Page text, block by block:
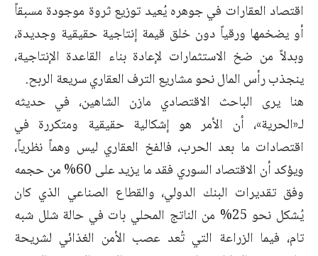
اقتصاد العقارات في جوهره يُعيد توزيع ثروة موجودة مسبقاً
أو يضخمها ورقياً دون خلق قيمة إنتاجية حقيقية وجديدة،
وبدلاً من ضخ الاستثمارات لإعادة بناء القاعدة الإنتاجية،
ينجذب رأس المال نحو مشاريع الترف العقاري سريعة الربح.
هنا يرى الباحث الاقتصادي مازن الشاهين، في حديثه
لـ«الحرية»، أن الأمر هو إشكالية حقيقية ومتكررة في
اقتصادات ما بعد الحرب، فالفخ العقاري ليس وهماً نظرياً،
ويؤكد أن الاقتصاد السوري فقد ما يزيد على 60% من حجمه
وفق تقديرات البنك الدولي، والقطاع الصناعي الذي كان
يُشكل نحو 25% من الناتج المحلي بات في حالة شلل شبه
تام، فيما الزراعة التي تُعد عصب الأمن الغذائي لشريحة